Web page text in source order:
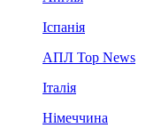
Іспанія
АПЛ Top News
Італія
Німеччина